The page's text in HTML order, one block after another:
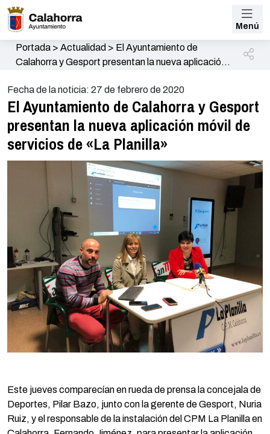
Menú
Portada> Actualidad > El Ayuntamiento de
Calahorra y Gesport presentan la nueva aplicación
Fecha de la noticia: 27 de febrero de 2020
El Ayuntamiento de Calahorra y Gesport
presentan la nueva aplicación móvil de
servicios de «La Planilla»
Este jueves comparecían en rueda de prensa la concejala de
Deportes, Pilar Bazo, junto con la gerente de Gesport, Nuria
Ruiz, y el responsable de la instalación del CPM La Planilla en